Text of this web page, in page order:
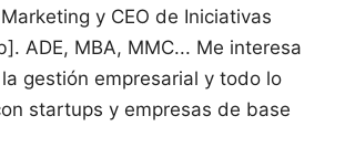
y CEO de Iniciativas
ADE, MBA, MMC... Me interesa
gestión empresarial y todo lo
startups y empresas de base